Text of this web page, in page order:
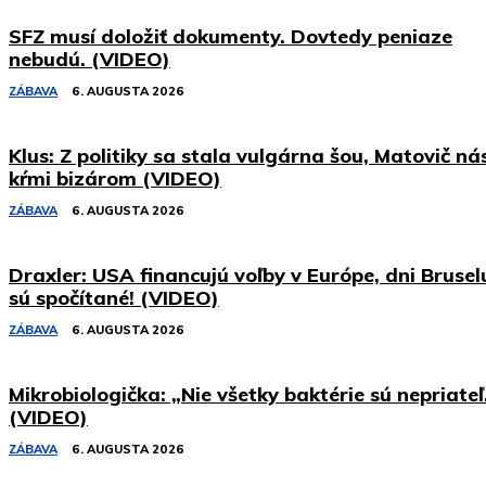
SFZ musí doložiť dokumenty. Dovtedy peniaze
nebudú. (VIDEO)
ZÁBAVA 6. AUGUSTA 2026
Klus: Z politiky sa stala vulgárna šou, Matovič
kŕmi bizárom (VIDEO)
ZÁBAVA 6. AUGUSTA 2026
Draxler: USA financujú voľby v Európe, dni
sú spočítané! (VIDEO)
ZÁBAVA 6. AUGUSTA 2026
Mikrobiologička: „Nie všetky baktérie sú
(VIDEO)
ZÁBAVA 6. AUGUSTA 2026